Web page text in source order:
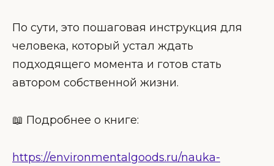
По сути, это пошаговая инструкция для
человека, который устал ждать
подходящего момента и готов стать
автором собственной жизни.
📖 Подробнее о книге:
https://environmentalgoods.ru/nauka-